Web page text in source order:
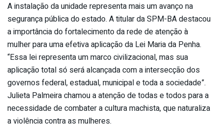
A instalação da unidade representa mais um avanço na
segurança pública do estado. A titular da SPM-BA destacou
a importância do fortalecimento da rede de atenção à
mulher para uma efetiva aplicação da Lei Maria da Penha.
“Essa lei representa um marco civilizacional, mas sua
aplicação total só será alcançada com a intersecção dos
governos federal, estadual, municipal e toda a sociedade”.
Julieta Palmeira chamou a atenção de todas e todos para a
necessidade de combater a cultura machista, que naturaliza
a violência contra as mulheres.